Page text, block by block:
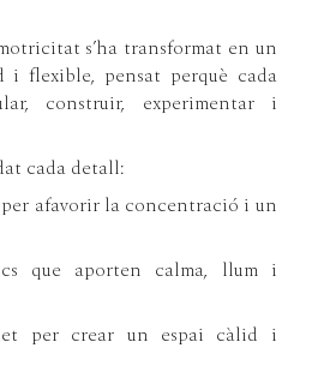
s’ha transformat en un
i flexible, pensat perquè cada
construir, experimentar i
cada detall:
afavorir la concentració i un
que aporten calma, llum i
per crear un espai càlid i